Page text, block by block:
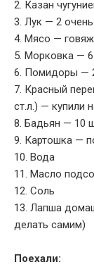
2. Казан
3. Лук — 2
4. Мясо —
5. Морковка —
6. Помидоры —
7. Красный
ст.л.) — купили
8. Бадьян — 10
9. Картошка —
10. Вода
11. Масло
12. Соль
13. Лапша
делать самим)
Поехали: